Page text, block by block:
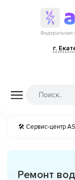
г.
🛠 Сервис-центр
Ремонт